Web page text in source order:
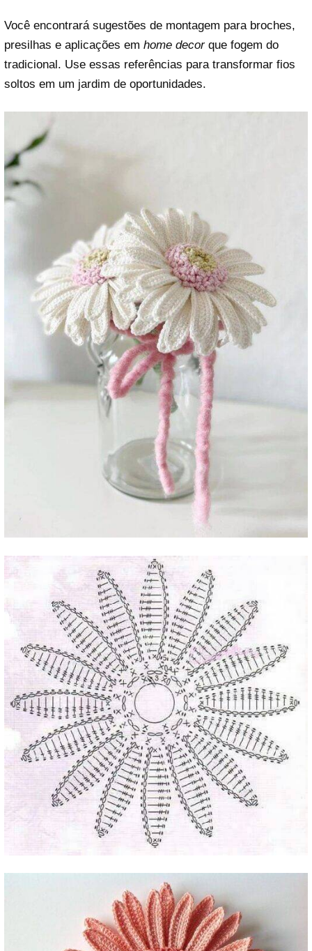
Você encontrará sugestões de montagem para broches,
presilhas e aplicações em home decorque fogem do
tradicional. Use essas referências para transformar fios
soltos em um jardim de oportunidades.